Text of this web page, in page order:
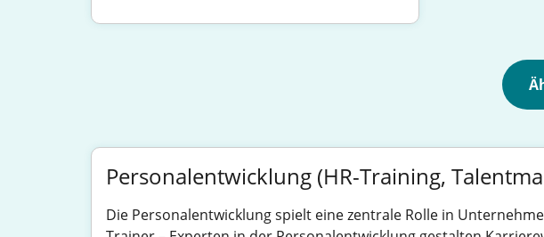
Personalentwicklung (HR-Training,
Die Personalentwicklung spielt eine zentrale Rolle in